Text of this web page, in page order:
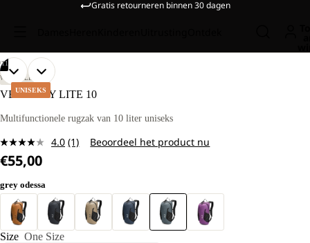
Gratis retourneren binnen 30 dagen
UNISEKS
11
AFBEELDING
OPENEN
VOLLEDIG
AFBEELDING
OPENEN
VOLLEDIG
AFBEELDING
OPENEN
VOLLEDIG
AFBEELDING
OPENEN
VOLLEDIG
AFBEELDING
OPENEN
VOLLEDIG
AFBEELDING
OPENEN
VOLLEDIG
AFBEELDING
OPENEN
VOLLEDIG
AFBEELDING
OPENEN
VOLLEDIG
AFBEELDING
OPENEN
VOLLEDIG
AFBEELDING
OPENEN
VOLLEDIG
AFBEELDING
OPENEN
VOLLEDIG
WANDELEN
VELOCITY LITE 10
Multifunctionele rugzak van 10 liter uniseks
4.0 Lees
paginalink.
(1) Beoordeel het product nu
€55,00
grey odessa
Size One Size